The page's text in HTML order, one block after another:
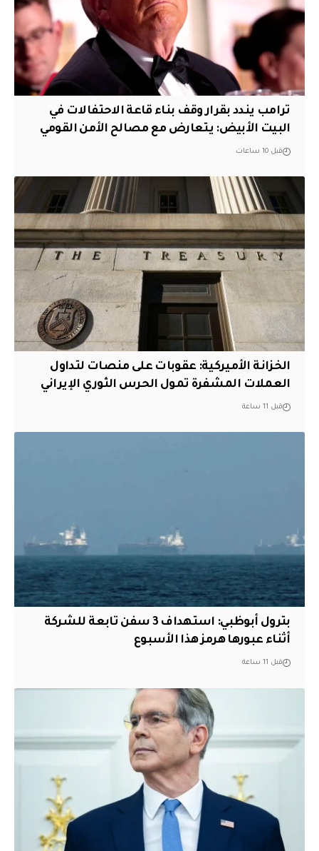
ترامب يندد بقرار وقف بناء قاعة الاحتفالات في
البيت الأبيض: يتعارض مع مصالح الأمن القومي
قبل 10 ساعات
الخزانة الأميركية: عقوبات على منصات لتداول
العملات المشفرة تمول الحرس الثوري الإيراني
قبل 11 ساعة
بترول أبوظبي: استهداف 3 سفن تابعة للشركة
أثناء عبورها هرمز هذا الأسبوع
قبل 11 ساعة